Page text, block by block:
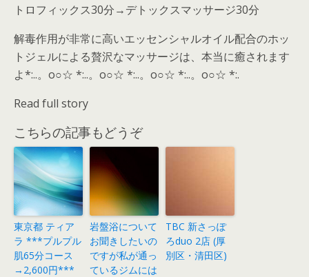
トロフィックス30分→デトックスマッサージ30分
解毒作用が非常に高いエッセンシャルオイル配合のホッ
トジェルによる贅沢なマッサージは、本当に癒されます
よ*:..。o○☆ *:..。o○☆ *:..。o○☆ *:..。o○☆ *:.
Read full story
こちらの記事もどうぞ
東京都 ティア
ラ ***プルプル
肌65分コース
→2,600円***
岩盤浴について
お聞きしたいの
ですが私が通っ
ているジムには
TBC 新さっぽ
ろduo 2店 (厚
別区・清田区)